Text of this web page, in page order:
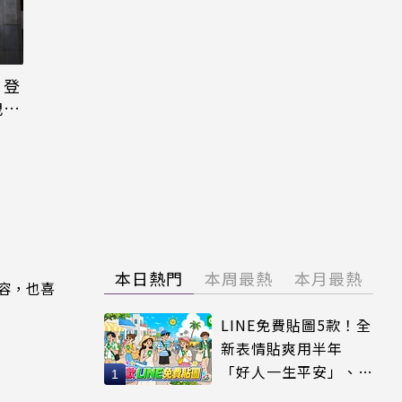
，也喜 本日熱門 本周最熱 本月最熱
LINE免費貼圖5款！全
新表情貼爽用半年
「好人一生平安」、